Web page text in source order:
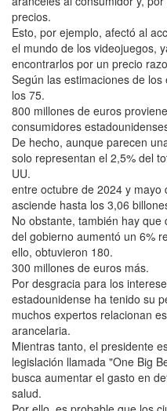
precios.
Esto, por ejemplo, afectó al
el mundo de los videojuegos,
encontrarlos por un precio
Según las estimaciones de
los 75.
800 millones de euros
consumidores
De hecho, aunque parecen
solo representan el 2,5% del
UU.
entre octubre de 2024 y
asciende hasta los 3,06
No obstante, también hay
del gobierno aumentó un 6%
ello, obtuvieron 180.
300 millones de euros más.
Por desgracia para los
estadounidense ha tenido su
muchos expertos relacionan
arancelaria.
Mientras tanto, el presidente
legislación llamada "One Big
busca aumentar el gasto en
salud.